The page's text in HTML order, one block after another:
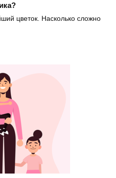
цветок. Насколько сложно